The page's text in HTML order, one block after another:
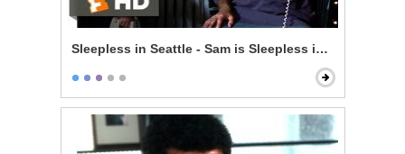
Sleepless in Seattle - Sam is Sleepless in Seattle